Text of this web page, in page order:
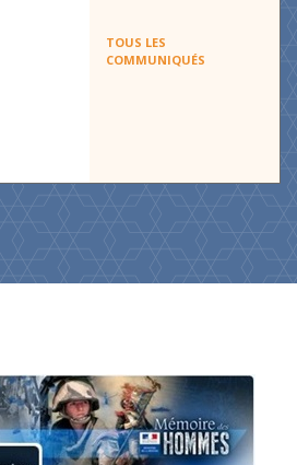
TOUS LES
COMMUNIQUÉS